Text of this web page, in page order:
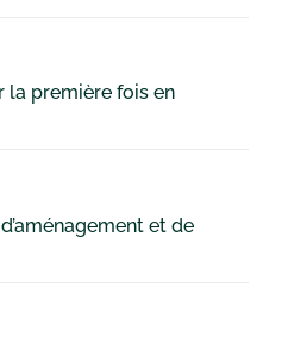
la première fois en
et de